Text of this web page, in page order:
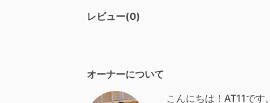
レビュー(0)
オーナーについて
こんにちは！AT11です